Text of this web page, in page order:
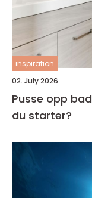
inspiration
02. July 2026
Pusse opp bad hva bør du tenke gjennom før
du starter?